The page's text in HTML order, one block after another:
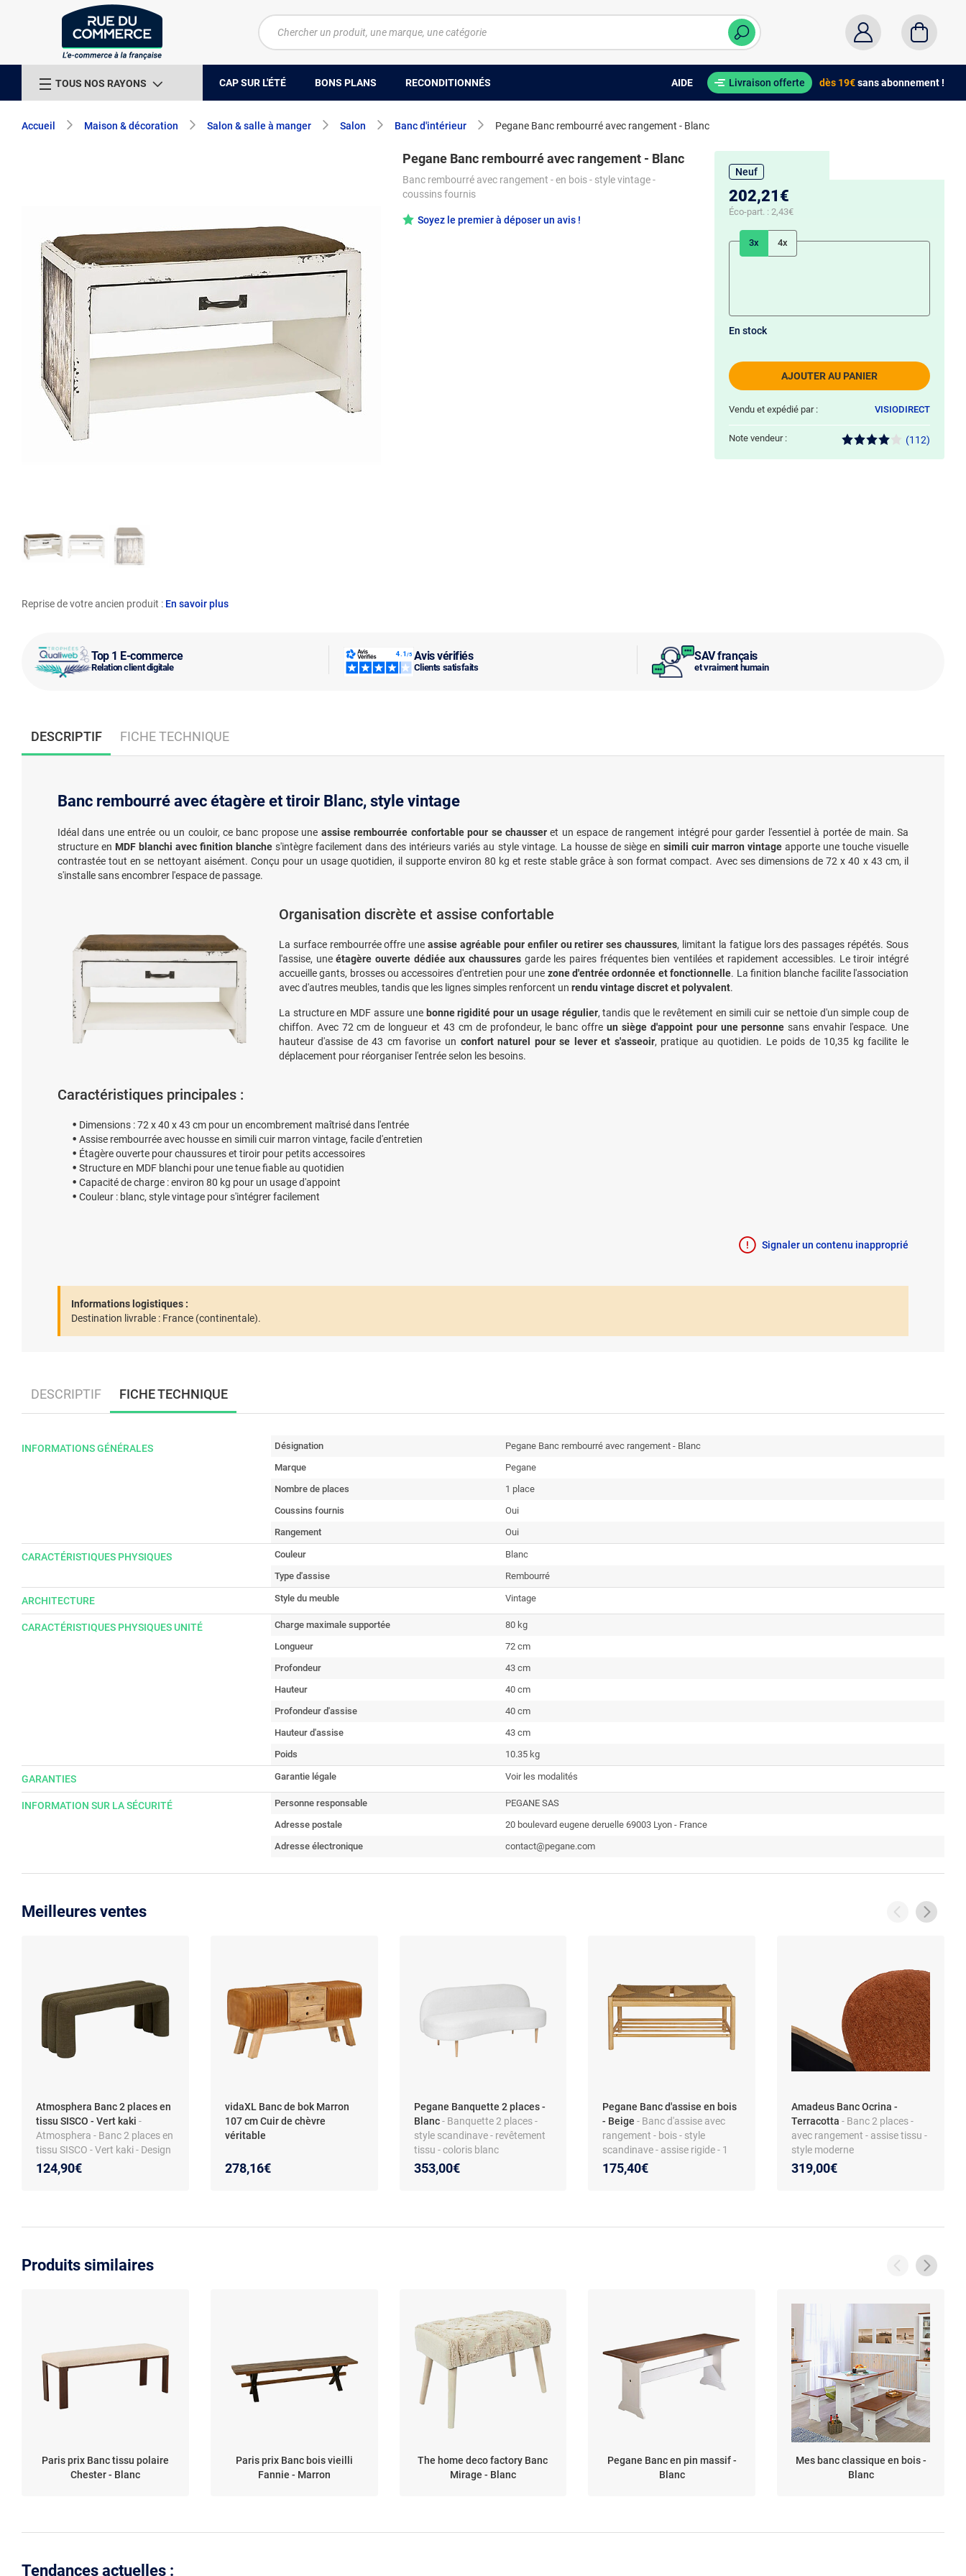
TOUS NOS RAYONS CAP SUR L'ÉTÉ BONS PLANS RECONDITIONNÉS AIDE Livraison offerte dès 19€sans abonnement !
Accueil Maison & décoration Salon & salle à manger Salon Banc d'intérieur Pegane Banc rembourré avec rangement - Blanc
Top 1 E-commerce
Relation client digitale
Avis vérifiés
Clients satisfaits
SAV français
et vraiment humain
Reprise de votre ancien produit : En savoir plus
Pegane Banc rembourré avec rangement - Blanc
Banc rembourré avec rangement - en bois - style vintage -
coussins fournis
Soyez le premier à déposer un avis !
Neuf
202,21€
Éco-part. : 2,43€
3x 4x
AJOUTER AU PANIER
En stock
Vendu et expédié par : VISIODIRECT
Note vendeur : (112)
DESCRIPTIF FICHE TECHNIQUE
Banc rembourré avec étagère et tiroir Blanc, style vintage
Idéal dans une entrée ou un couloir, ce banc propose une assise rembourrée confortable pour se chausseret un espace de rangement intégré pour garder l'essentiel à portée de main. Sa
structure en MDF blanchi avec finition blanche s'intègre facilement dans des intérieurs variés au style vintage. La housse de siège en simili cuir marron vintageapporte une touche visuelle
contrastée tout en se nettoyant aisément. Conçu pour un usage quotidien, il supporte environ 80 kg et reste stable grâce à son format compact. Avec ses dimensions de 72 x 40 x 43 cm, il
s'installe sans encombrer l'espace de passage.
Organisation discrète et assise confortable
La surface rembourrée offre uneassise agréable pour enfiler ou retirer ses chaussures, limitant la fatigue lors des passages répétés. Sous
l'assise, uneétagère ouverte dédiée aux chaussuresgarde les paires fréquentes bien ventilées et rapidement accessibles. Le tiroir intégré
accueille gants, brosses ou accessoires d'entretien pour une zone d'entrée ordonnée et fonctionnelle. La finition blanche facilite l'association
avec d'autres meubles, tandis que les lignes simples renforcent un rendu vintage discret et polyvalent.
La structure en MDF assure une bonne rigidité pour un usage régulier, tandis que le revêtement en simili cuir se nettoie d'un simple coup de
chiffon. Avec 72 cm de longueur et 43 cm de profondeur, le banc offreun siège d'appoint pour une personne sans envahir l'espace. Une
hauteur d'assise de 43 cm favorise un confort naturel pour se lever et s'asseoir, pratique au quotidien. Le poids de 10,35 kg facilite le
déplacement pour réorganiser l'entrée selon les besoins.
Caractéristiques principales :
Dimensions : 72 x 40 x 43 cm pour un encombrement maîtrisé dans l'entrée
Assise rembourrée avec housse en simili cuir marron vintage, facile d'entretien
Étagère ouverte pour chaussures et tiroir pour petits accessoires
Structure en MDF blanchi pour une tenue fiable au quotidien
Capacité de charge : environ 80 kg pour un usage d'appoint
Couleur : blanc, style vintage pour s'intégrer facilement
Signaler un contenu inapproprié
Informations logistiques :
Destination livrable : France (continentale).
DESCRIPTIF FICHE TECHNIQUE
INFORMATIONS GÉNÉRALES Désignation
Pegane Banc rembourré avec rangement - Blanc
Marque
Pegane
Nombre de places
1 place
Coussins fournis
Oui
Rangement
Oui
CARACTÉRISTIQUES PHYSIQUES Couleur
Blanc
Type d'assise
Rembourré
ARCHITECTURE Style du meuble Vintage
CARACTÉRISTIQUES PHYSIQUES UNITÉ Charge maximale supportée
80 kg
Longueur
72 cm
Profondeur
43 cm
Hauteur
40 cm
Profondeur d'assise
40 cm
Hauteur d'assise
43 cm
Poids
10.35 kg
GARANTIES Garantie légale Voir les modalités
INFORMATION SUR LA SÉCURITÉ Personne responsable
PEGANE SAS
Adresse postale
20 boulevard eugene deruelle 69003 Lyon - France
Adresse électronique
contact@pegane.com
Meilleures ventes
Atmosphera Banc 2 places en
tissu SISCO - Vert kaki -
Atmosphera - Banc 2 places en
tissu SISCO - Vert kaki - Design
124,90€
vidaXL Banc de bok Marron
107 cm Cuir de chèvre
véritable
278,16€
Pegane Banquette 2 places -
Blanc- Banquette 2 places -
style scandinave - revêtement
tissu - coloris blanc
353,00€
Pegane Banc d'assise en bois
- Beige- Banc d'assise avec
rangement - bois - style
scandinave - assise rigide - 1
place
175,40€
Amadeus Banc Ocrina -
Terracotta- Banc 2 places -
avec rangement - assise tissu -
style moderne
319,00€
Produits similaires
Paris prix Banc tissu polaire
Chester - Blanc
Paris prix Banc bois vieilli
Fannie - Marron
The home deco factory Banc
Mirage - Blanc
Pegane Banc en pin massif -
Blanc
Mes banc classique en bois -
Blanc
Tendances actuelles :